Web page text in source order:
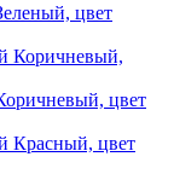
цвет
цвет